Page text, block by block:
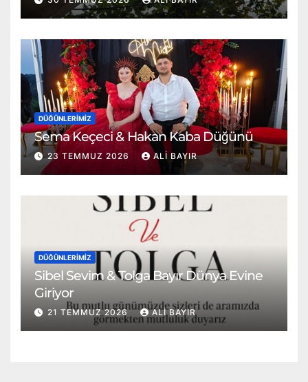
DÜĞÜNLERIMIZ
Sema Keçeci & Hakan Kaba Düğünü
23 TEMMUZ 2026 ALI BAYIR
DÜĞÜNLERIMIZ
Sibel Sevim & Tolga Bayır Dünya Evine
Giriyor
21 TEMMUZ 2026 ALI BAYIR